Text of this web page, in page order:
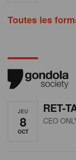
Toutes les
JEU
8
OCT
RET-
CEO